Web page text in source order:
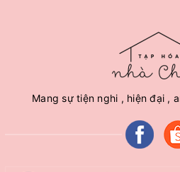
Mang sự tiện nghi , hiện đại ,